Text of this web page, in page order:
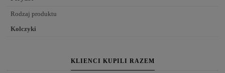
Rodzaj produktu
Kolczyki
KLIENCI KUPILI RAZEM